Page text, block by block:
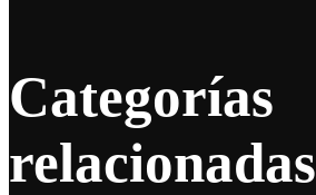
Categorías
relacionadas